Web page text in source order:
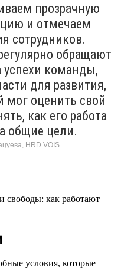
прозрачную
и отмечаем
сотрудников.
обращают
команды,
для развития,
оценить свой
как его работа
общие цели.
HRD VOIS
условия, которые